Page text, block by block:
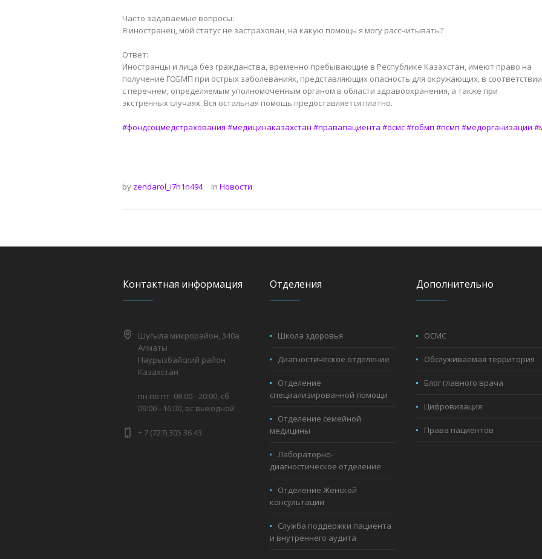
Часто задаваемые вопросы:
Я иностранец, мой статус не застрахован, на какую помощь я могу рассчитывать?
Ответ:
Иностранцы и лица без гражданства, временно пребывающие в Республике Казахстан, имеют право на
получение ГОБМП при острых заболеваниях, представляющих опасность для окружающих, в соответствии
с перечнем, определяемым уполномоченным органом в области здравоохранения, а также при
экстренных случаях. Вся остальная помощь предоставляется платно.
#фондсоцмедстрахования #медицинаказахстан #правапациента #осмс#гобмп #псмп #медорганизации
by zendarol_i7h1n494 In Новости
Контактная информация
Шугыла микрорайон, 340а
Алматы
Наурызбайский район
Казахстан
пн по пт. 08:00 - 20:00, сб
09:00 - 16:00, вс выходной
+ 7 (727) 305 36 43
Отделения
Школа здоровья
Диагностическое отделение
Отделение
специализированной помощи
Отделение семейной
медицины
Лабораторно-
диагностическое отделение
Отделение Женской
консультации
Служба поддержки пациента
и внутреннего аудита
Дополнительно
ОСМС
Обслуживаемая территория
Блог главного врача
Цифровизация
Права пациентов